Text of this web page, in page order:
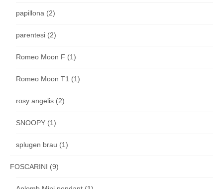
papillona (2)
parentesi (2)
Romeo Moon F (1)
Romeo Moon T1 (1)
rosy angelis (2)
SNOOPY (1)
splugen brau (1)
FOSCARINI (9)